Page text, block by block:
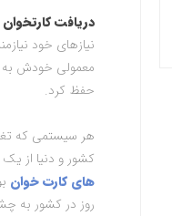
دریافت کارتخوان
نیازهای خود
معمولی خودش به
حفظ کرد.
هر سیستمی که
کشور و دنیا از
های کارت خوان
روز در کشور به